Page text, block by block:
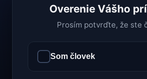
Overenie Vášho
Prosím potvrďte, že ste
Som človek